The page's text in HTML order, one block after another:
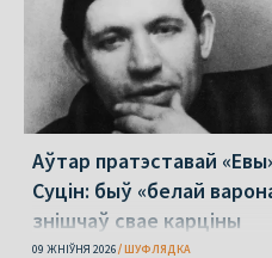
Аўтар пратэставай
Суцін: быў «белай
знішчаў свае карціны
09 ЖНІЎНЯ 2026 ШУФЛЯДКА